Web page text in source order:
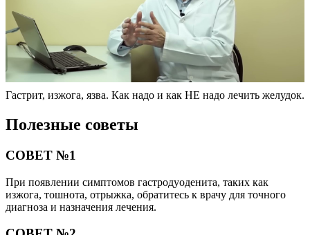
Гастрит, изжога, язва. Как надо и как НЕ надо лечить желудок.
Полезные советы
СОВЕТ №1
При появлении симптомов гастродуоденита, таких как
изжога, тошнота, отрыжка, обратитесь к врачу для точного
диагноза и назначения лечения.